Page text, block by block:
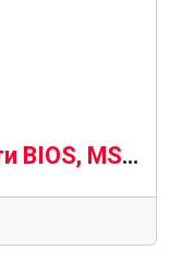
Благодаря новой хитрости BIOS, MSI позволяет использовать оперативную память с низкой задержкой без AMD Expo ULL.